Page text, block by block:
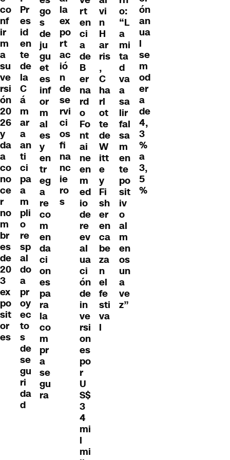
co
nf
ir
m
a
su
ve
rsi
ón
20
26
y
da
a
co
no
ce
r
no
m
br
es
de
20
3
ex
po
sit
or
es
Pr
es
id
en
te
de
la
C
á
m
ar
a
an
ti
ci
pa
a
m
pli
o
re
sp
al
do
a
pr
oy
ec
to
s
de
se
gu
ri
da
d
go
s
de
ju
gu
et
es
inf
or
m
al
es
y
en
tr
eg
a
re
co
m
en
da
ci
on
es
pa
ra
la
co
m
pr
a
se
gu
ra
la
ex
po
rt
ac
ió
n
de
se
rvi
ci
os
fi
na
nc
ie
ro
s
rt
en
ci
a
de
B
er
na
rd
o
Fo
nt
ai
ne
en
m
ed
io
de
re
ev
al
ua
ci
ón
de
in
ve
rsi
on
es
po
r
U
S$
3
4
mi
l
mi
vi
n
H
ar
ris
,
C
ha
rl
ot
te
de
W
itt
e
y
Fi
sh
er
en
ca
be
za
n
el
fe
sti
va
l
o:
“L
a
mi
ta
d
va
a
sa
lir
fal
sa
m
en
te
po
sit
iv
o
al
m
en
os
un
a
ve
z”
ón
an
ua
l
se
m
od
er
a
de
4,
3
%
a
3,
5
%